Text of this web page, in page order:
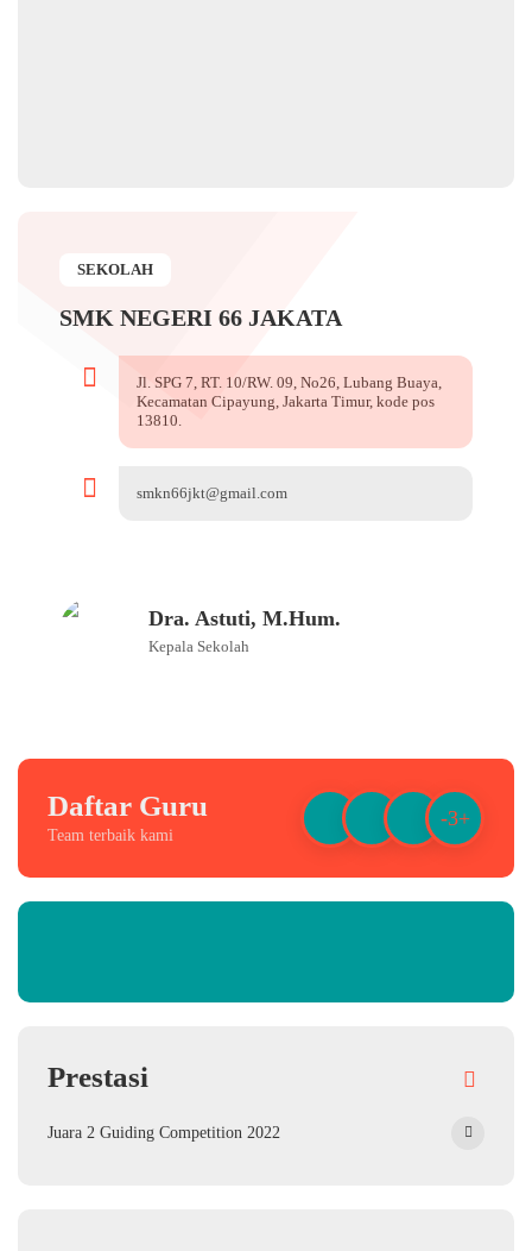
SEKOLAH
SMK NEGERI 66 JAKATA
Jl. SPG 7, RT. 10/RW. 09, No26, Lubang Buaya,
Kecamatan Cipayung, Jakarta Timur, kode pos
13810.
smkn66jkt@gmail.com
Dra. Astuti, M.Hum.
Kepala Sekolah
Daftar Guru
Team terbaik kami
-3+
Prestasi
Juara 2 Guiding Competition 2022